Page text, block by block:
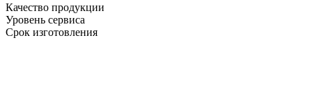
Качество продукции
Уровень сервиса
Срок изготовления